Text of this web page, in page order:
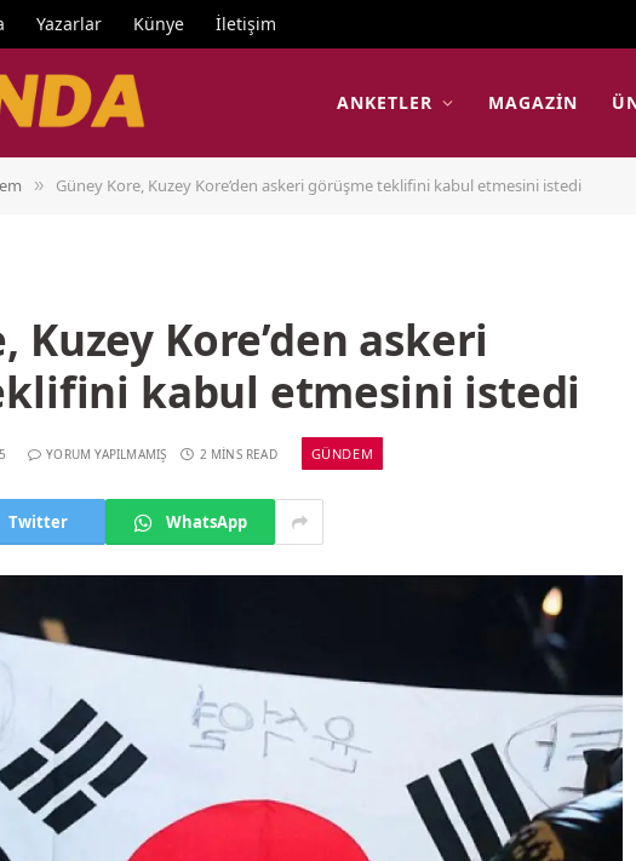
Yazarlar Künye İletişim
ANKETLER MAGAZIN
» Güney Kore, Kuzey Kore’den askeri görüşme teklifini kabul etmesini istedi
Kuzey Kore’den askeri
kabul etmesini istedi
YORUM YAPILMAMIŞ 2 MINS READ GÜNDEM
Twitter WhatsApp